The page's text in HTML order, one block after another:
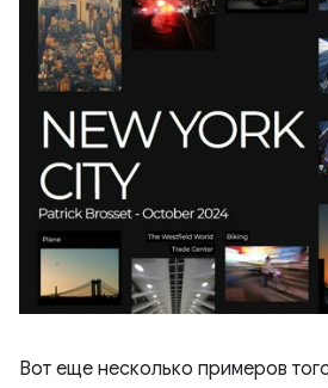
Вот еще несколько примеров